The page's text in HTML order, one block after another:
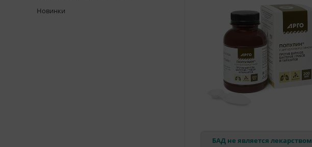
Новинки
БАД не является лекарством